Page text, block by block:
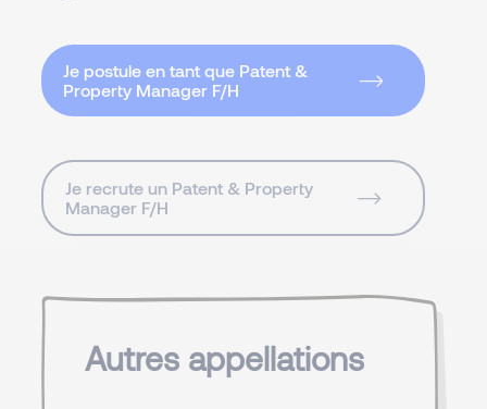
Je postule en tant que Patent &
Property Manager F/H
Je recrute un Patent & Property
Manager F/H
Autres appellations